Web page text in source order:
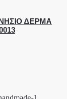
ΔΕΡΜΑ